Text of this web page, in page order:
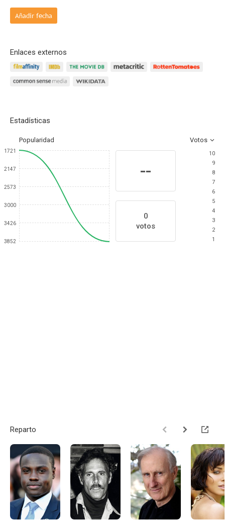
Añadir fecha
Enlaces externos
Estadísticas
Popularidad Votos
1721
2147
2573
3000
3426
3852
--
0
votos
10
9
8
7
6
5
4
3
2
1
Reparto